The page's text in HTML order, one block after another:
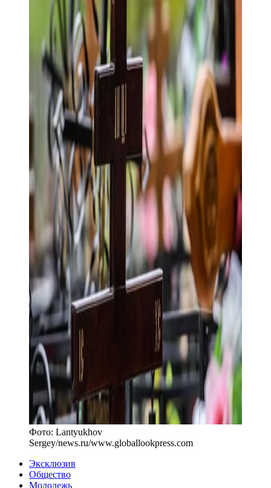
Фото: Lantyukhov
Sergey/news.ru/www.globallookpress.com
Эксклюзив
Общество
Молодежь